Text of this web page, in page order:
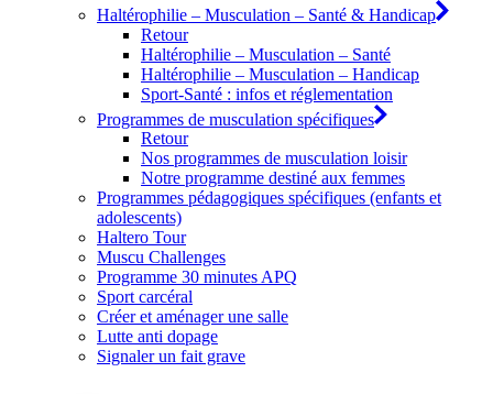
Haltérophilie – Musculation – Santé & Handicap
Retour
Haltérophilie – Musculation – Santé
Haltérophilie – Musculation – Handicap
Sport-Santé : infos et réglementation
Programmes de musculation spécifiques
Retour
Nos programmes de musculation loisir
Notre programme destiné aux femmes
Programmes pédagogiques spécifiques (enfants et
adolescents)
Haltero Tour
Muscu Challenges
Programme 30 minutes APQ
Sport carcéral
Créer et aménager une salle
Lutte anti dopage
Signaler un fait grave